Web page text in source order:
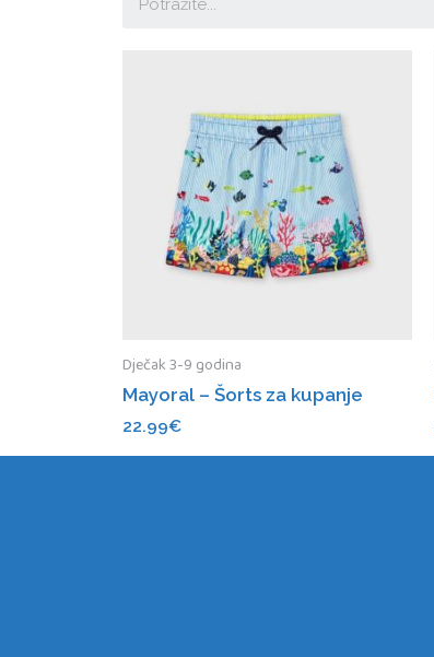
Dječak 3-9 godina
Mayoral – Šorts za kupanje
22.99€